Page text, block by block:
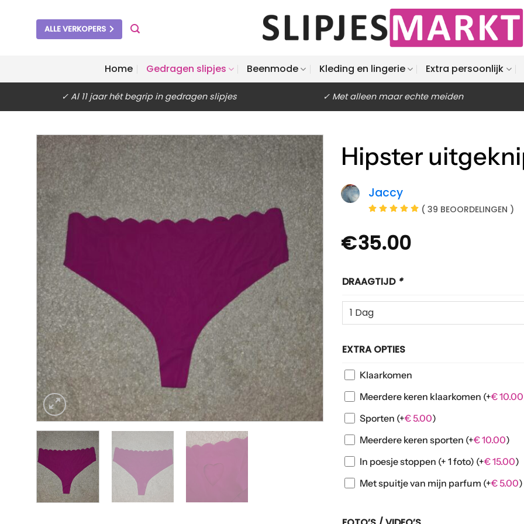
ALLE VERKOPERS
Home Gedragen slipjes Beenmode Kleding en lingerie Extra persoonlijk
✓ Al 11 jaar hét begrip in gedragen slipjes ✓ Met alleen maar echte meiden
Hipster
Jaccy
( 39 BEOORDELINGEN )
€35.00
DRAAGTIJD *
EXTRA OPTIES
Klaarkomen
Meerdere keren klaarkomen (+€10.00
Sporten (+€5.00)
Meerdere keren sporten (+€10.00)
In poesje stoppen (+ 1 foto) (+€15.00)
Met spuitje van mijn parfum (+€5.00)